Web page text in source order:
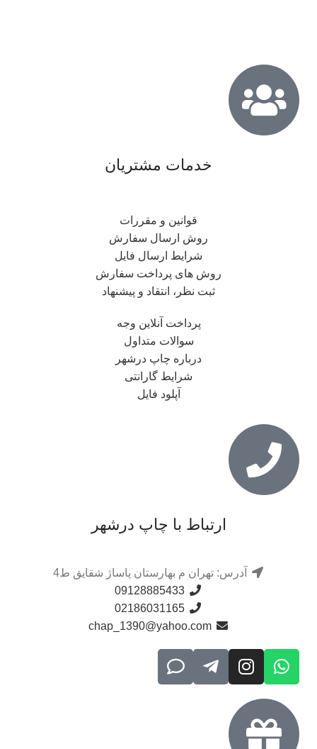
خدمات مشتریان
قوانین و مقررات
روش ارسال سفارش
شرایط ارسال فایل
روش های پرداخت سفارش
ثبت نظر، انتقاد و پیشنهاد
پرداخت آنلاین وجه
سوالات متداول
درباره چاپ درشهر
شرایط گارانتی
آپلود فایل
ارتباط با چاپ درشهر
آدرس: تهران م بهارستان پاساژ شقایق ط4
09128885433
02186031165
chap_1390@yahoo.com